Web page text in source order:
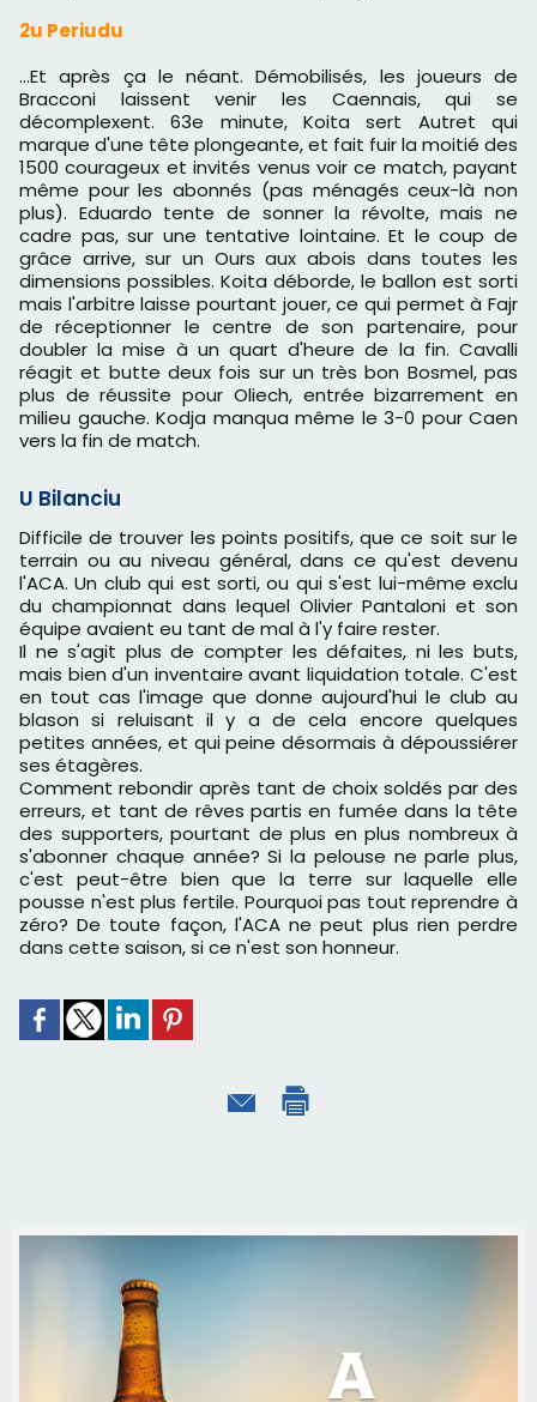
2u Periudu
...Et après ça le néant. Démobilisés, les joueurs de
Bracconi laissent venir les Caennais, qui se
décomplexent. 63e minute, Koita sert Autret qui
marque d'une tête plongeante, et fait fuir la moitié des
1500 courageux et invités venus voir ce match, payant
même pour les abonnés (pas ménagés ceux-là non
plus). Eduardo tente de sonner la révolte, mais ne
cadre pas, sur une tentative lointaine. Et le coup de
grâce arrive, sur un Ours aux abois dans toutes les
dimensions possibles. Koita déborde, le ballon est sorti
mais l'arbitre laisse pourtant jouer, ce qui permet à Fajr
de réceptionner le centre de son partenaire, pour
doubler la mise à un quart d'heure de la fin. Cavalli
réagit et butte deux fois sur un très bon Bosmel, pas
plus de réussite pour Oliech, entrée bizarrement en
milieu gauche. Kodja manqua même le 3-0 pour Caen
vers la fin de match.
U Bilanciu
Difficile de trouver les points positifs, que ce soit sur le
terrain ou au niveau général, dans ce qu'est devenu
l'ACA. Un club qui est sorti, ou qui s'est lui-même exclu
du championnat dans lequel Olivier Pantaloni et son
équipe avaient eu tant de mal à l'y faire rester.
Il ne s'agit plus de compter les défaites, ni les buts,
mais bien d'un inventaire avant liquidation totale. C'est
en tout cas l'image que donne aujourd'hui le club au
blason si reluisant il y a de cela encore quelques
petites années, et qui peine désormais à dépoussiérer
ses étagères.
Comment rebondir après tant de choix soldés par des
erreurs, et tant de rêves partis en fumée dans la tête
des supporters, pourtant de plus en plus nombreux à
s'abonner chaque année? Si la pelouse ne parle plus,
c'est peut-être bien que la terre sur laquelle elle
pousse n'est plus fertile. Pourquoi pas tout reprendre à
zéro? De toute façon, l'ACA ne peut plus rien perdre
dans cette saison, si ce n'est son honneur.